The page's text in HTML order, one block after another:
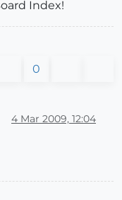
Index!
0
4 Mar 2009, 12:04